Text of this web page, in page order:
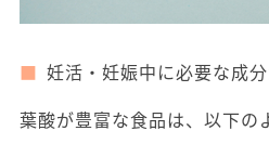
妊活・妊娠中に必要な成
葉酸が豊富な食品は、以下の